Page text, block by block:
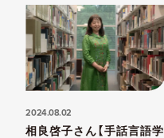
2024.08.02
相良啓子さん【手話言語学